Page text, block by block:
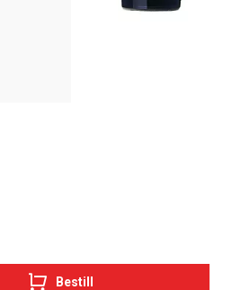
Bestill